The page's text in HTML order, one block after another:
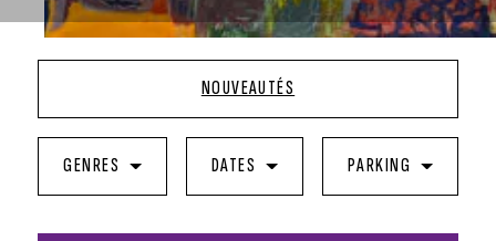
GENRES DATES PARKING
NOUVEAUTÉS